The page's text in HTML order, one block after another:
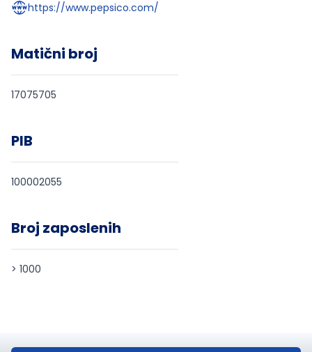
https://www.pepsico.com/
Matični broj
17075705
PIB
100002055
Broj zaposlenih
> 1000